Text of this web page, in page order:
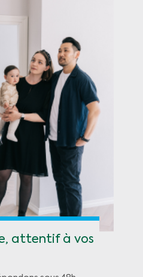
attentif à vos